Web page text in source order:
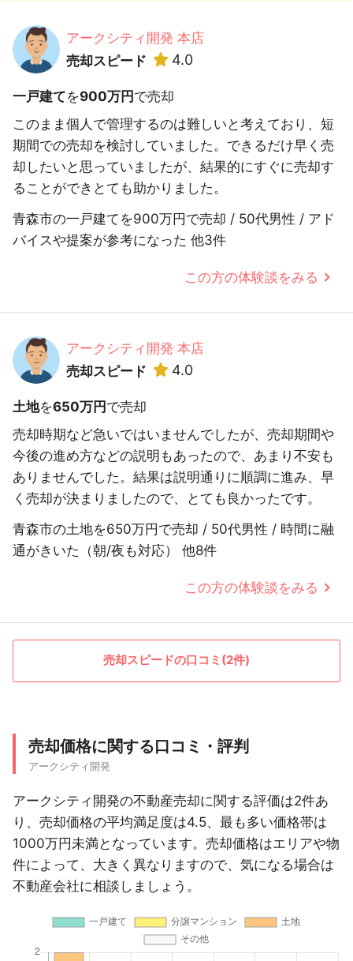
アークシティ開発 本店
売却スピード
4.0
一戸建てを900万円で売却
このまま個人で管理するのは難しいと考えており、短
期間での売却を検討していました。できるだけ早く売
却したいと思っていましたが、結果的にすぐに売却す
ることができとても助かりました。
青森市の一戸建てを900万円で売却 / 50代男性 / アド
バイスや提案が参考になった 他3件
この方の体験談をみる
アークシティ開発 本店
売却スピード
4.0
土地を650万円 で売却
売却時期など急いではいませんでしたが、売却期間や
今後の進め方などの説明もあったので、あまり不安も
ありませんでした。結果は説明通りに順調に進み、早
く売却が決まりましたので、とても良かったです。
青森市の土地を650万円で売却 / 50代男性 / 時間に融
通がきいた（朝/夜も対応） 他8件
この方の体験談をみる
売却スピードの口コミ(2件)
売却価格に関する口コミ・評判
アークシティ開発
アークシティ開発の不動産売却に関する評価は2件あ
り、売却価格の平均満足度は4.5、最も多い価格帯は
1000万円未満となっています。売却価格はエリアや物
件によって、大きく異なりますので、気になる場合は
不動産会社に相談しましょう。